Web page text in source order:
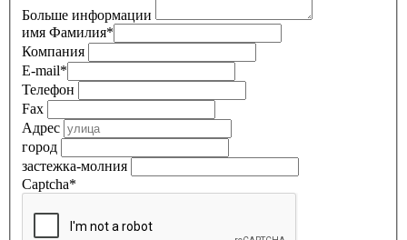
Больше информации
имя Фамилия*
Компания
E-mail*
Телефон
Fax
Адрес
город
застежка-молния
Captcha*